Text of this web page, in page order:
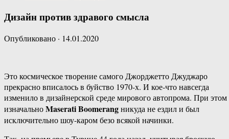
Дизайн против здравого смысла
Опубликовано · 14.01.2020
Это космическое творение самого Джорджетто Джуджаро
прекрасно вписалось в буйство 1970-х. И кое-что навсегда
изменило в дизайнерской среде мирового автопрома. При этом
изначальноMaserati Boomerangникуда не ездил и был
исключительно шоу-каром безо всякой начинки.